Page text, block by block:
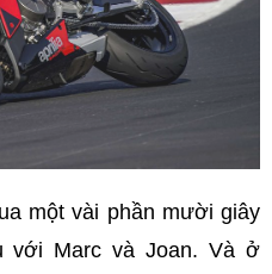
một vài phần mười giây
với Marc và Joan. Và ở